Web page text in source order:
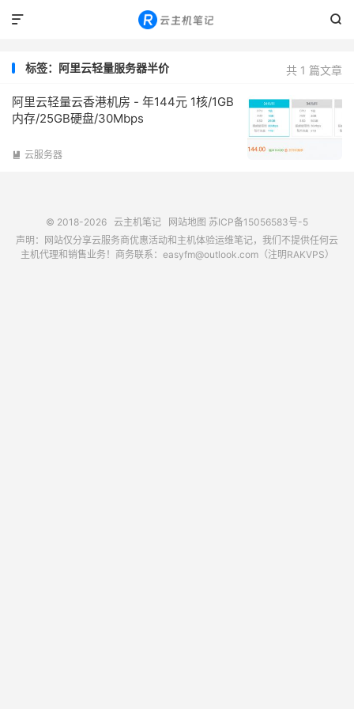


共 1 篇文章
标签：阿里云轻量服务器半价
阿里云轻量云香港机房 - 年144元 1核/1GB
内存/25GB硬盘/30Mbps
 云服务器
© 2018-2026 云主机笔记 网站地图 苏ICP备15056583号-5
声明：网站仅分享云服务商优惠活动和主机体验运维笔记，我们不提供任何云
主机代理和销售业务！商务联系：easyfm@outlook.com（注明RAKVPS）